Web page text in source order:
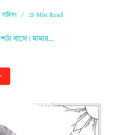
21 Min Read
বাজে। মামার…